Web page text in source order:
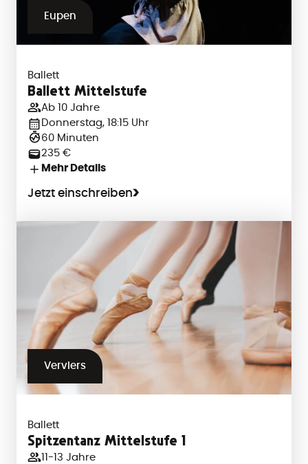
Eupen
Ballett
Ballett Mittelstufe
Ab 10 Jahre
Donnerstag, 18:15 Uhr
60 Minuten
235 €
Mehr Details
Jetzt einschreiben
Verviers
Ballett
Spitzentanz Mittelstufe 1
11-13 Jahre